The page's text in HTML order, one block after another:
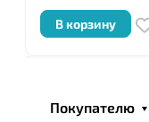
В корзину
Покупателю